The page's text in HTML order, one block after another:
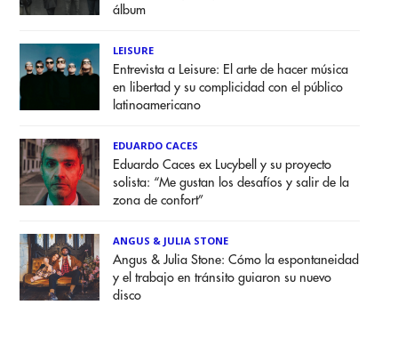
álbum
LEISURE
Entrevista a Leisure: El arte de hacer música
en libertad y su complicidad con el público
latinoamericano
EDUARDO CACES
Eduardo Caces ex Lucybell y su proyecto
solista: “Me gustan los desafíos y salir de la
zona de confort”
ANGUS & JULIA STONE
Angus & Julia Stone: Cómo la espontaneidad
y el trabajo en tránsito guiaron su nuevo
disco